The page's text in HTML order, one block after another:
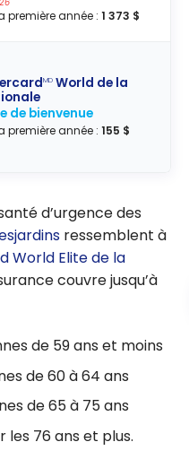
première année : 1 373 $
MD World de la
de bienvenue
première année : 155 $
d’urgence des
ressemblent à
World Elite de la
couvre jusqu’à
de 59 ans et moins
de 60 à 64 ans
de 65 à 75 ans
76 ans et plus.